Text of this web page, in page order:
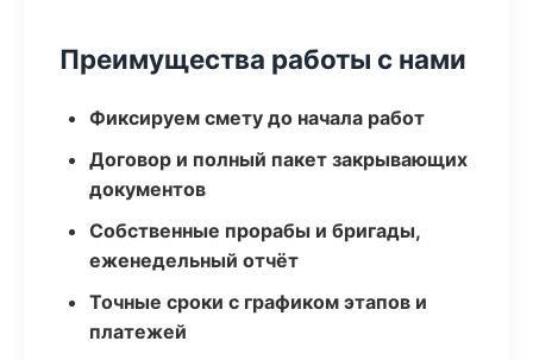
Преимущества работы с нами
Фиксируем смету до начала работ
Договор и полный пакет закрывающих
документов
Собственные прорабы и бригады,
еженедельный отчёт
Точные сроки с графиком этапов и
платежей